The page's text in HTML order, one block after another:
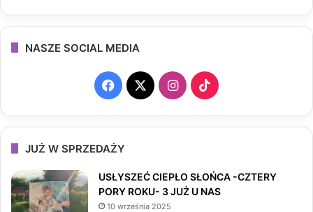
NASZE SOCIAL MEDIA
F
a
b
X
I
n
a
T
i
T
o
JUŻ W SPRZEDAŻY
USŁYSZEĆ CIEPŁO SŁOŃCA -CZTERY
PORY ROKU- 3 JUŻ U NAS
10 września 2025